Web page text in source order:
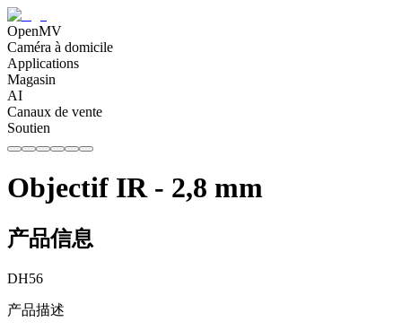
OpenMV
Caméra à domicile
Applications
Magasin
AI
Canaux de vente
Soutien
Objectif IR - 2,8 mm
产品信息
DH56
产品描述